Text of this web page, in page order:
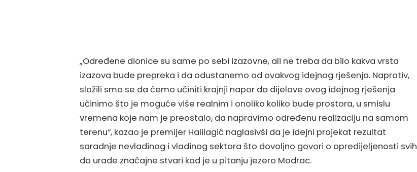
„Određene dionice su same po sebi izazovne, ali ne treba da bilo kakva vrsta
izazova bude prepreka i da odustanemo od ovakvog idejnog rješenja. Naprotiv,
složili smo se da ćemo učiniti krajnji napor da dijelove ovog idejnog rješenja
učinimo što je moguće više realnim i onoliko koliko bude prostora, u smislu
vremena koje nam je preostalo, da napravimo određenu realizaciju na samom
terenu“, kazao je premijer Halilagić naglasivši da je idejni projekat rezultat
saradnje nevladinog i vladinog sektora što dovoljno govori o opredijeljenosti svih
da urade značajne stvari kad je u pitanju jezero Modrac.